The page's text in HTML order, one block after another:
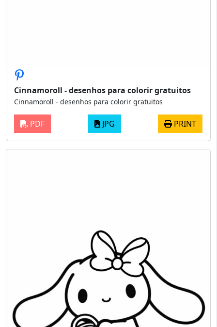
Cinnamoroll - desenhos para colorir gratuitos
Cinnamoroll - desenhos para colorir gratuitos
PDF JPG PRINT